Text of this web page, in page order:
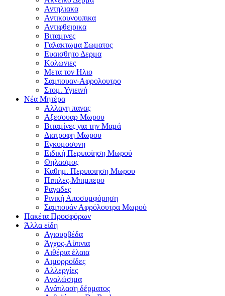
Αντηλιακα
Αντικουνουπικα
Αντιφθειρικα
Βιταμινες
Γαλακτωμα Σωματος
Ευαισθητο Δερμα
Κολωνιες
Μετα τον Ηλιο
Σαμπουαν-Αφρολουτρο
Στομ. Υγιεινή
Νέα Μητέρα
Αλλαγη πανας
Αξεσουαρ Μωρου
Βιταμίνες για την Μαμά
Διατροφη Μωρου
Εγκυμοσυνη
Ειδική Περιποίηση Μωρού
Θηλασμος
Καθημ. Περιποιηση Μωρου
Πιπιλες-Μπιμπερο
Ραγαδες
Ρινική Αποσυμφόρηση
Σαμπουάν Αφρόλουτρα Μωρού
Πακέτα Προσφόρων
Άλλα είδη
Αγιουρβέδα
Άγχος-Αϋπνια
Αιθέρια έλαια
Αιμορροΐδες
Αλλεργίες
Αναλώσιμα
Ανάπλαση δέρματος